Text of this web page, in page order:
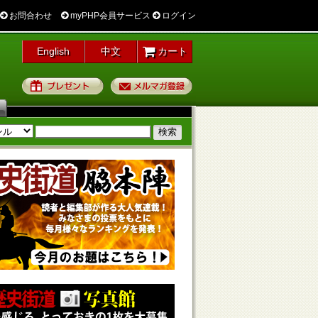
お問合わせ myPHP会員サービス ログイン
English 中文 カート
プレゼント